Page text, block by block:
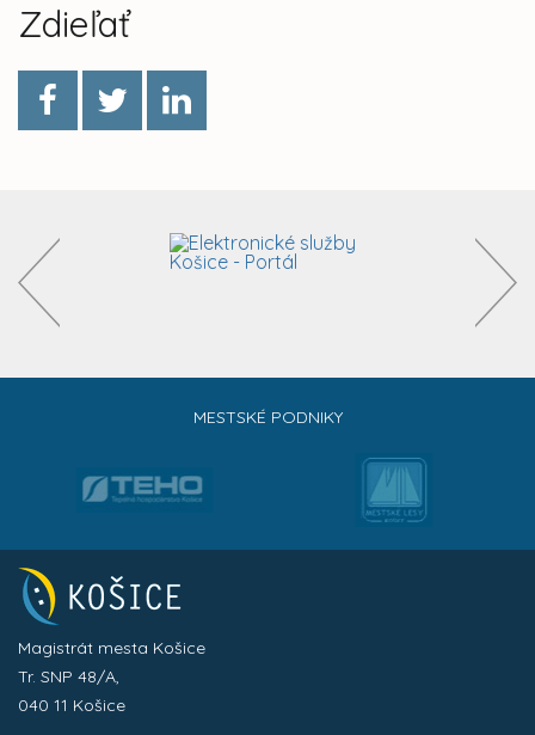
Zdieľať
MESTSKÉ PODNIKY
Magistrát mesta Košice
Tr. SNP 48/A,
040 11 Košice